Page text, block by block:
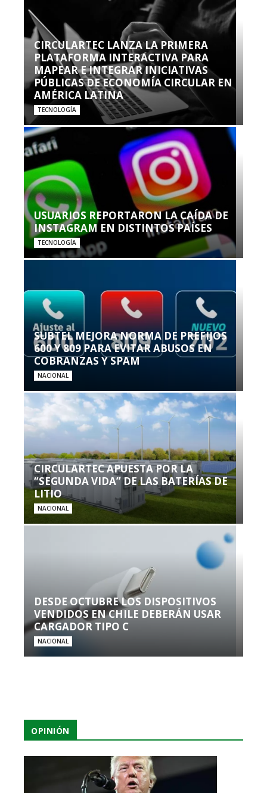
CIRCULARTEC LANZA LA PRIMERA
PLATAFORMA INTERACTIVA PARA
MAPEAR E INTEGRAR INICIATIVAS
PÚBLICAS DE ECONOMÍA CIRCULAR EN
AMÉRICA LATINA
TECNOLOGÍA
USUARIOS REPORTARON LA CAÍDA DE
INSTAGRAM EN DISTINTOS PAÍSES
TECNOLOGÍA
SUBTEL MEJORA NORMA DE PREFIJOS
600 Y 809 PARA EVITAR ABUSOS EN
COBRANZAS Y SPAM
NACIONAL
CIRCULARTEC APUESTA POR LA
“SEGUNDA VIDA” DE LAS BATERÍAS DE
LITIO
NACIONAL
DESDE OCTUBRE LOS DISPOSITIVOS
VENDIDOS EN CHILE DEBERÁN USAR
CARGADOR TIPO C
NACIONAL
OPINIÓN